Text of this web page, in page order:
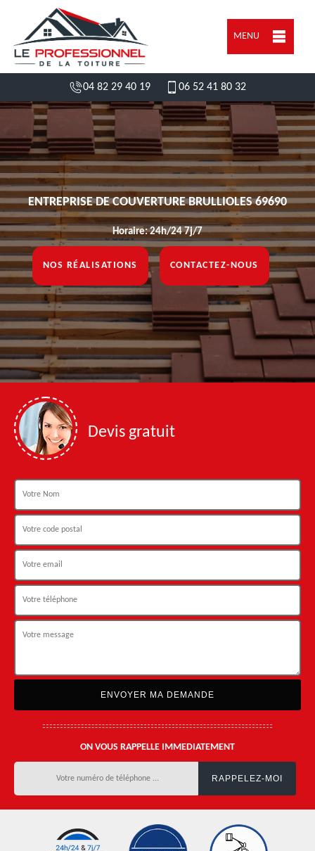
MENU
04 82 29 40 19 06 52 41 80 32
ENTREPRISE DE COUVERTURE BRULLIOLES 69690
Horaire: 24h/24 7j/7
NOS RÉALISATIONS CONTACTEZ-NOUS
Devis gratuit
ON VOUS RAPPELLE IMMEDIATEMENT